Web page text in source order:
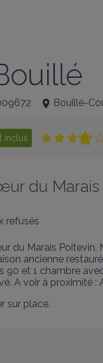
Bouillé-
inclus
du Marais
refusés
du Marais
ancienne
90 et 1 chambre
A voir à proximité
sur place.